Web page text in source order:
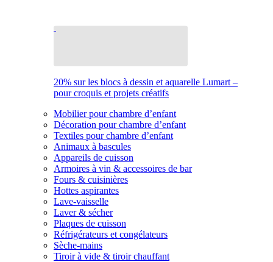
20% sur les blocs à dessin et aquarelle Lumart –
pour croquis et projets créatifs
Mobilier pour chambre d’enfant
Décoration pour chambre d’enfant
Textiles pour chambre d’enfant
Animaux à bascules
Appareils de cuisson
Armoires à vin & accessoires de bar
Fours & cuisinières
Hottes aspirantes
Lave-vaisselle
Laver & sécher
Plaques de cuisson
Réfrigérateurs et congélateurs
Sèche-mains
Tiroir à vide & tiroir chauffant